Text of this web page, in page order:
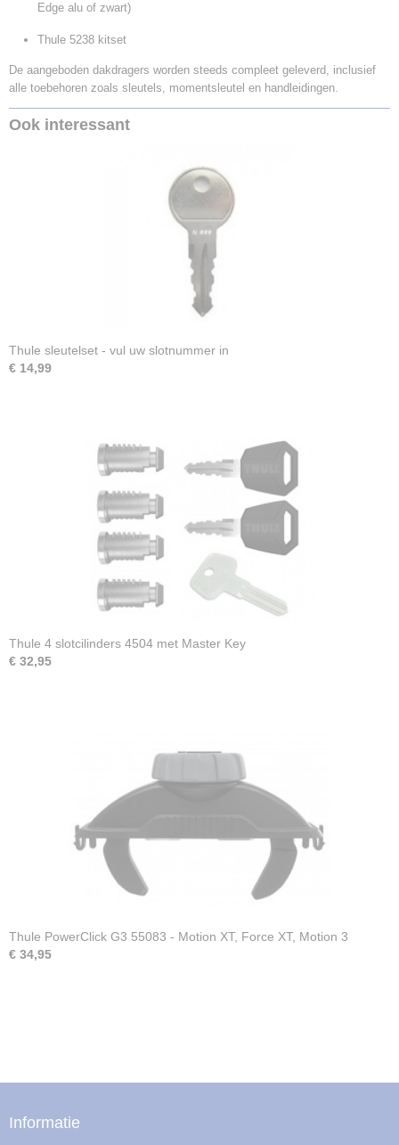
Edge alu of zwart)
Thule 5238 kitset
De aangeboden dakdragers worden steeds compleet geleverd, inclusief
alle toebehoren zoals sleutels, momentsleutel en handleidingen.
Ook interessant
Thule sleutelset - vul uw slotnummer in
€ 14,99
Thule 4 slotcilinders 4504 met Master Key
€ 32,95
Thule PowerClick G3 55083 - Motion XT, Force XT, Motion 3
€ 34,95
Informatie